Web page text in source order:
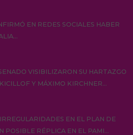
EN REDES SOCIALES HABER
VISIBILIZARON SU HARTAZGO
Y MÁXIMO KIRCHNER...
EN EL PLAN DE
POSIBLE RÉPLICA EN EL PAMI...